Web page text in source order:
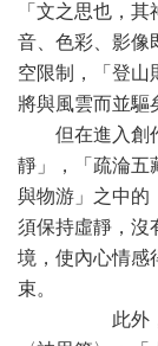
「文之思也，
音、色彩、影像
空限制，「登山
將與風雲而並驅
但在進入創作
靜」，「疏淪五
與物游」之中的
須保持虛靜，沒
境，使內心情感
束。
此外，談到